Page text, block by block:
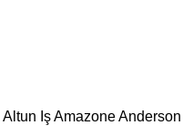
Altun IşAmazoneAnderson